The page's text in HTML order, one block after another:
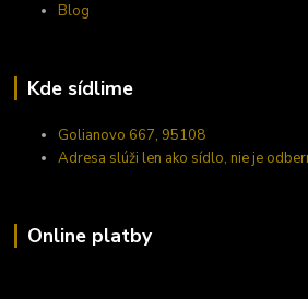
Blog
Kde sídlime
Golianovo 667, 95108
Adresa slúži len ako sídlo, nie je
Online platby